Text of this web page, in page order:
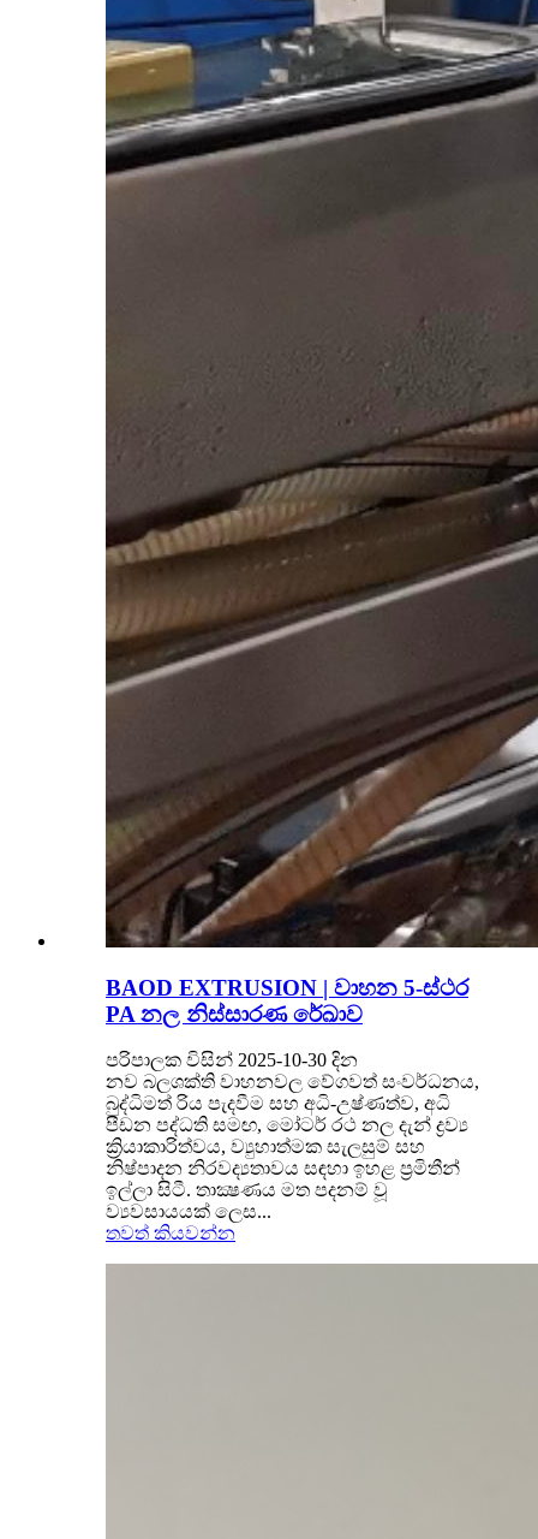
BAOD EXTRUSION | වාහන 5-ස්ථර
PA නල නිස්සාරණ රේඛාව
පරිපාලක විසින් 2025-10-30 දින
නව බලශක්ති වාහනවල වේගවත් සංවර්ධනය,
බුද්ධිමත් රිය පැදවීම සහ අධි-උෂ්ණත්ව, අධි
පීඩන පද්ධති සමඟ, මෝටර් රථ නල දැන් ද්‍රව්‍ය
ක්‍රියාකාරිත්වය, ව්‍යුහාත්මක සැලසුම් සහ
නිෂ්පාදන නිරවද්‍යතාවය සඳහා ඉහළ ප්‍රමිතීන්
ඉල්ලා සිටී. තාක්‍ෂණය මත පදනම් වූ
ව්‍යවසායයක් ලෙස...
තවත් කියවන්න